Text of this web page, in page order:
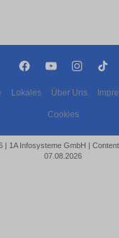
Lokales Über Uns
Cookies
| 1A Infosysteme GmbH |
07.08.2026